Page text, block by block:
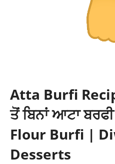
Atta Burfi
ਤੋਂ ਬਿਨਾਂ ਆਟਾ
Flour Burfi |
Desserts